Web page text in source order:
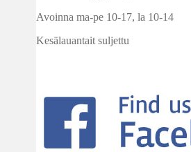
Avoinna ma-pe 10-17, la 10-14
Kesälauantait suljettu